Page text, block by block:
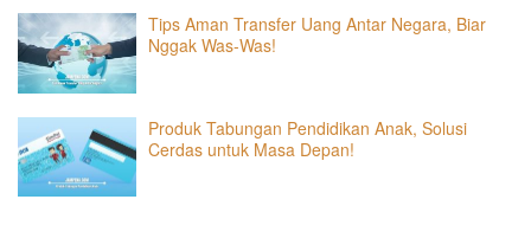
Tips Aman Transfer Uang Antar Negara, Biar
Nggak Was-Was!
Produk Tabungan Pendidikan Anak, Solusi
Cerdas untuk Masa Depan!